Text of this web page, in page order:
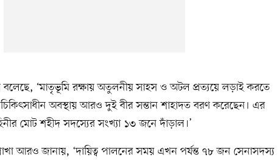
‘মাতৃভূমি রক্ষায় অতুলনীয় সাহস ও অটল প্রত্যয়ে লড়াই করতে
অবস্থায় আরও দুই বীর সন্তান শাহাদত বরণ করেছেন। এর
মোট শহীদ সদস্যের সংখ্যা ১৩ জনে দাঁড়াল।’
আরও জানায়, ‘দায়িত্ব পালনের সময় এখন পর্যন্ত ৭৮ জন সেনাসদস্য